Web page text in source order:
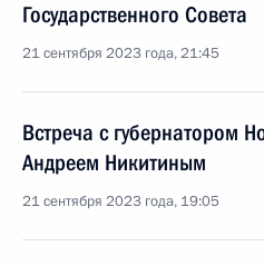
Государственного Совета
21 сентября 2023 года, 21:45
Встреча с губернатором
Андреем Никитиным
21 сентября 2023 года, 19:05